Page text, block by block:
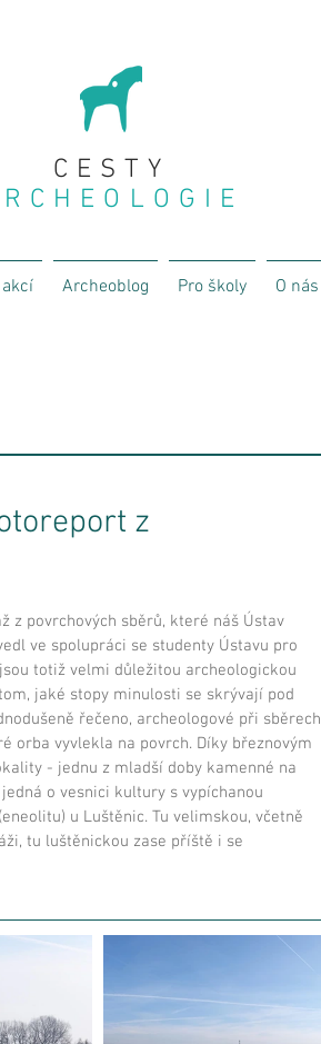
CESTY
Archeoblog Pro školy O nás
z
z povrchových sběrů, které náš Ústav
ve spolupráci se studenty Ústavu pro
totiž velmi důležitou archeologickou
jaké stopy minulosti se skrývají pod
řečeno, archeologové při sběrech
orba vyvlekla na povrch. Díky březnovým
- jednu z mladší doby kamenné na
o vesnici kultury s vypíchanou
u Luštěnic. Tu velimskou, včetně
tu luštěnickou zase příště i se